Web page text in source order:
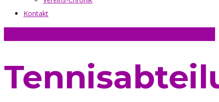
Kontakt